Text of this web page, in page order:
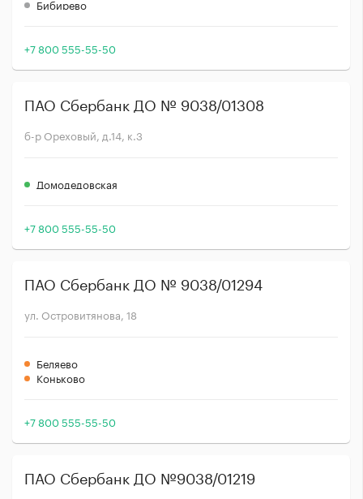
Бибирево
+7 800 555-55-50
ПАО Сбербанк ДО № 9038/01308
б-р Ореховый, д.14, к.3
Домодедовская
+7 800 555-55-50
ПАО Сбербанк ДО № 9038/01294
ул. Островитянова, 18
Беляево
Коньково
+7 800 555-55-50
ПАО Сбербанк ДО №9038/01219